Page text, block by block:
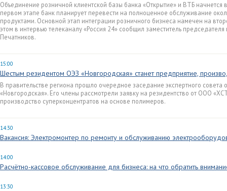
Объединение розничной клиентской базы банка «Открытие» и ВТБ начнется
первом этапе банк планирует перевести на полноценное обслуживание
продуктами. Основной этап интеграции розничного бизнеса намечен на
этом в интервью телеканалу «Россия 24» сообщил заместитель
Печатников.
15:00
Шестым резидентом ОЭЗ «Новгородская» станет предприятие,
В правительстве региона прошло очередное заседание экспертного совета
«Новгородская». Его члены рассмотрели заявку на резидентство от ООО
производство суперконцентратов на основе полимеров.
14:30
Вакансия: Электромонтер по ремонту и обслуживанию
14:00
Расчётно-кассовое обслуживание для бизнеса: на что обратить
13:30